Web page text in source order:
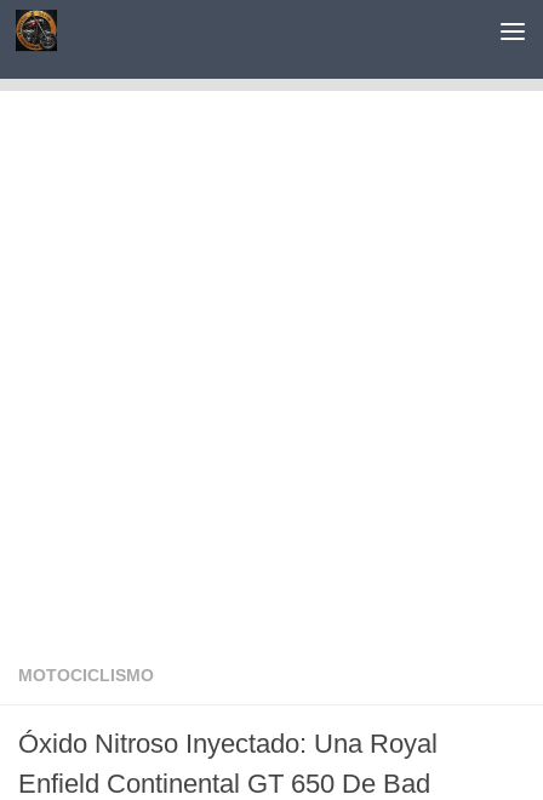
Saltar al contenido
MOTOCICLISMO
Óxido Nitroso Inyectado: Una Royal
Enfield Continental GT 650 De Bad